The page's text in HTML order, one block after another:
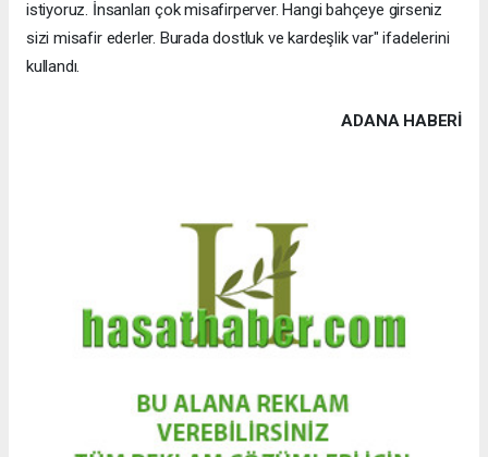
istiyoruz. İnsanları çok misafirperver. Hangi bahçeye girseniz
sizi misafir ederler. Burada dostluk ve kardeşlik var" ifadelerini
kullandı.
ADANA HABERİ